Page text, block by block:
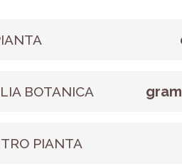
BOTANICA
PIANTA